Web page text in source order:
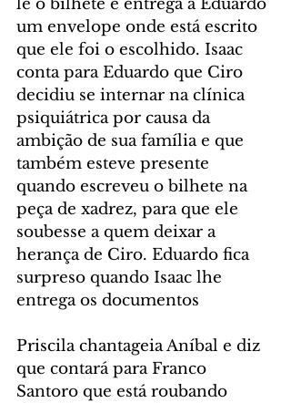
lê o bilhete e entrega a Eduardo
um envelope onde está escrito
que ele foi o escolhido. Isaac
conta para Eduardo que Ciro
decidiu se internar na clínica
psiquiátrica por causa da
ambição de sua família e que
também esteve presente
quando escreveu o bilhete na
peça de xadrez, para que ele
soubesse a quem deixar a
herança de Ciro. Eduardo fica
surpreso quando Isaac lhe
entrega os documentos
Priscila chantageia Aníbal e diz
que contará para Franco
Santoro que está roubando